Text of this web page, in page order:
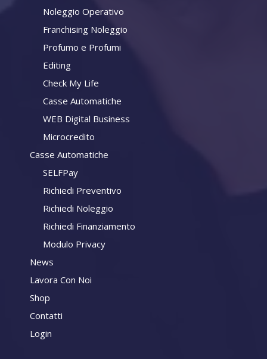
Noleggio Operativo
Franchising Noleggio
Profumo e Profumi
Editing
Check My Life
Casse Automatiche
WEB Digital Business
Microcredito
Casse Automatiche
SELFPay
Richiedi Preventivo
Richiedi Noleggio
Richiedi Finanziamento
Modulo Privacy
News
Lavora Con Noi
Shop
Contatti
Login